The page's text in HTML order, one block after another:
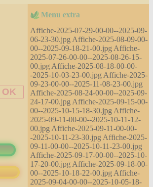
patrimoine bâti
Hébergement Menu extra
Affiche-2025-07-29-00-00--2025-09-
06-23-30.jpg Affiche-2025-08-09-00-
00--2025-09-18-21-00.jpg Affiche-
2025-07-26-00-00--2025-08-26-15-
00.jpg Affiche-2025-08-18-00-00-
-2025-10-03-23-00.jpg Affiche-2025-
09-23-00-00--2025-11-08-23-00.jpg
Affiche-2025-08-24-00-00--2025-09-
24-17-00.jpg Affiche-2025-09-15-00-
00--2025-10-15-18-30.jpg Affiche-
2025-09-11-00-00--2025-10-11-12-
00.jpg Affiche-2025-09-11-00-00-
-2025-10-11-23-30.jpg Affiche-2025-
09-11-00-00--2025-10-11-23-00.jpg
Affiche-2025-09-17-00-00--2025-10-
17-20-00.jpg Affiche-2025-09-18-00-
00--2025-10-18-22-00.jpg Affiche-
2025-09-04-00-00--2025-10-05-18-